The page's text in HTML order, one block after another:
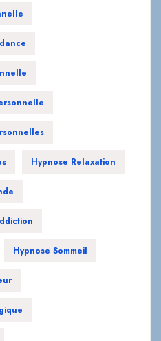
Hypnose Relaxation
Hypnose Sommeil